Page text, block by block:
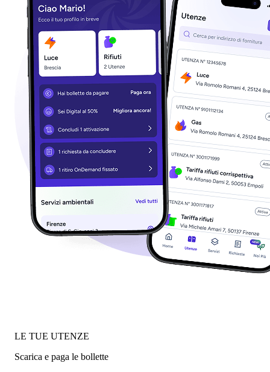
LE TUE UTENZE
Scarica e paga le bollette